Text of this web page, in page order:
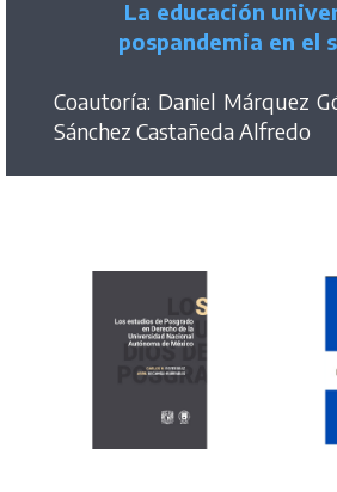
La educación
pospandemia en el
Coautoría: Daniel Márquez
Sánchez Castañeda Alfredo